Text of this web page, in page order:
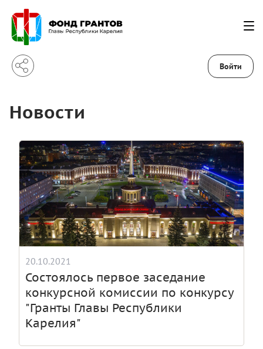
Войти
Новости
20.10.2021
Состоялось первое заседание
конкурсной комиссии по конкурсу
"Гранты Главы Республики
Карелия"